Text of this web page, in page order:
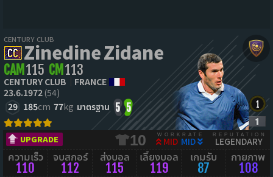
CENTURY CLUB
Zinedine Zidane
CAM 115 CM 113
CENTURY CLUB
FRANCE
23.6.1972(54)
29 185cm 77kg มาตรฐาน 5 5
UPGRADE 10 WORKRATE
MID MID
REPUTATION
LEGENDARY
ความเร็ว
110
จบสกอร์
112
ส่งบอล
115
เลี้ยงบอล
119
เกมรับ
87
กายภาพ
108